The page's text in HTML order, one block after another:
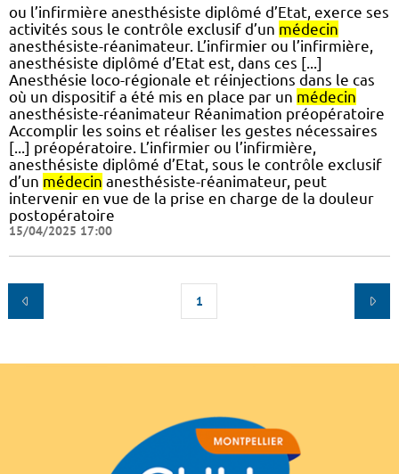
ou l’infirmière anesthésiste diplômé d’Etat, exerce ses
activités sous le contrôle exclusif d’un médecin
anesthésiste-réanimateur. L’infirmier ou l’infirmière,
anesthésiste diplômé d’Etat est, dans ces [...]
Anesthésie loco-régionale et réinjections dans le cas
où un dispositif a été mis en place par un médecin
anesthésiste-réanimateur Réanimation préopératoire
Accomplir les soins et réaliser les gestes nécessaires
[...] préopératoire. L’infirmier ou l’infirmière,
anesthésiste diplômé d’Etat, sous le contrôle exclusif
d’un médecin anesthésiste-réanimateur, peut
intervenir en vue de la prise en charge de la douleur
postopératoire
15/04/2025 17:00
1